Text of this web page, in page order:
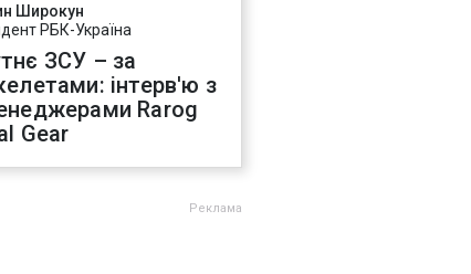
Широкун
РБК-Україна
ЗСУ – за
інтерв'ю з
Rarog
Gear